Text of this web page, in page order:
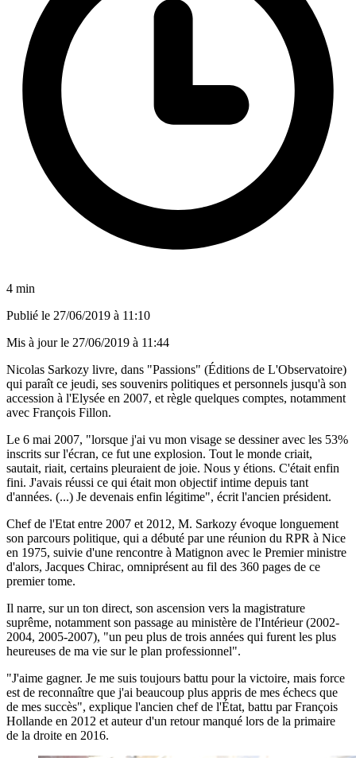
4 min
Publié le 27/06/2019 à 11:10
Mis à jour le 27/06/2019 à 11:44
Nicolas Sarkozy livre, dans "Passions" (Éditions de L'Observatoire)
qui paraît ce jeudi, ses souvenirs politiques et personnels jusqu'à son
accession à l'Elysée en 2007, et règle quelques comptes, notamment
avec François Fillon.
Le 6 mai 2007, "lorsque j'ai vu mon visage se dessiner avec les 53%
inscrits sur l'écran, ce fut une explosion. Tout le monde criait,
sautait, riait, certains pleuraient de joie. Nous y étions. C'était enfin
fini. J'avais réussi ce qui était mon objectif intime depuis tant
d'années. (...) Je devenais enfin légitime", écrit l'ancien président.
Chef de l'Etat entre 2007 et 2012, M. Sarkozy évoque longuement
son parcours politique, qui a débuté par une réunion du RPR à Nice
en 1975, suivie d'une rencontre à Matignon avec le Premier ministre
d'alors, Jacques Chirac, omniprésent au fil des 360 pages de ce
premier tome.
Il narre, sur un ton direct, son ascension vers la magistrature
suprême, notamment son passage au ministère de l'Intérieur (2002-
2004, 2005-2007), "un peu plus de trois années qui furent les plus
heureuses de ma vie sur le plan professionnel".
"J'aime gagner. Je me suis toujours battu pour la victoire, mais force
est de reconnaître que j'ai beaucoup plus appris de mes échecs que
de mes succès", explique l'ancien chef de l'État, battu par François
Hollande en 2012 et auteur d'un retour manqué lors de la primaire
de la droite en 2016.